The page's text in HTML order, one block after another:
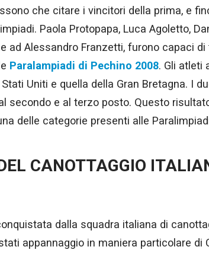
che citare i vincitori della prima, e
Paola Protopapa, Luca Agoletto,
ad Alessandro Franzetti, furono capaci di
Paralampiadi di Pechino 2008. Gli atleti
Uniti e quella della Gran Bretagna. I
secondo e al terzo posto. Questo
delle categorie presenti alle
CANOTTAGGIO
dalla squadra italiana di
appannaggio in maniera particolare di